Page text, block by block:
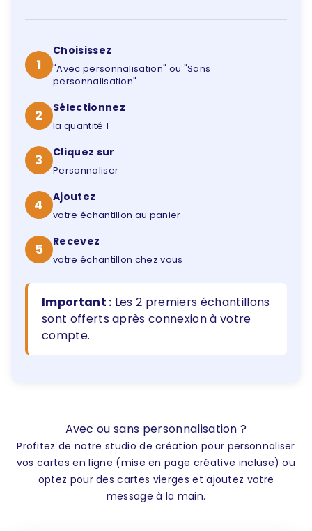
1
Choisissez
"Avec personnalisation" ou "Sans
personnalisation"
2 Sélectionnez
la quantité 1
3 Cliquez sur
Personnaliser
4 Ajoutez
votre échantillon au panier
5 Recevez
votre échantillon chez vous
Important : Les 2 premiers échantillons
sont offerts après connexion à votre
compte.
Avec ou sans personnalisation ?
Profitez de notre studio de création pour personnaliser
vos cartes en ligne (mise en page créative incluse) ou
optez pour des cartes vierges et ajoutez votre
message à la main.